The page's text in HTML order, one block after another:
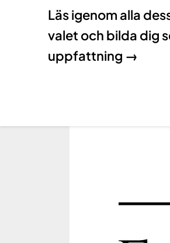
Läs igenom alla
valet och bilda dig
uppfattning →